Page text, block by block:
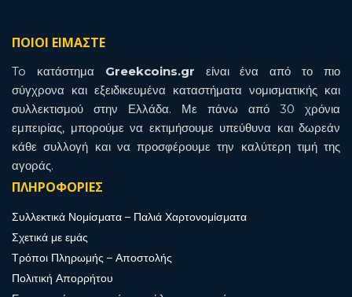
ΠΟΙΟΙ ΕΙΜΑΣΤΕ
To κατάστημα Greekcoins.gr είναι ένα από το πιο
σύγχρονα και εξειδικευμένα καταστήματα νομισματικής και
συλλεκτισμού στην Ελλάδα. Με πάνω από 30 χρόνια
εμπειρίας, μπορούμε να εκτιμήσουμε υπεύθυνα και δωρεάν
κάθε συλλογή και να προσφέρουμε την καλύτερη τιμή της
αγοράς.
ΠΛΗΡΟΦΟΡΙΕΣ
Συλλεκτικά Νομίσματα – Παλιά Χαρτονομίσματα
Σχετικά με εμάς
Τρόποι Πληρωμής – Αποστολής
Πολιτική Απορρήτου